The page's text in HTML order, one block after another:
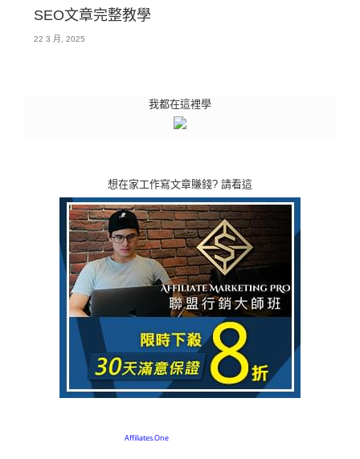
SEO文章完整教學
22 3 月, 2025
我都在這裡學
想在家工作寫文章賺錢? 請看這